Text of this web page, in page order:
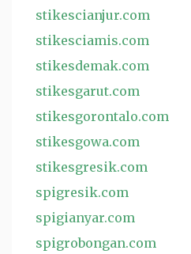
stikescianjur.com
stikesciamis.com
stikesdemak.com
stikesgarut.com
stikesgorontalo.com
stikesgowa.com
stikesgresik.com
spigresik.com
spigianyar.com
spigrobongan.com